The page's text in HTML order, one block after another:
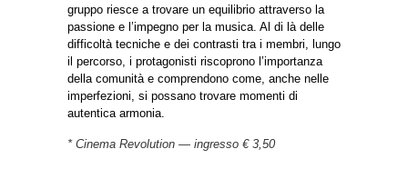
gruppo riesce a trovare un equilibrio attraverso la
passione e l’impegno per la musica. Al di là delle
difficoltà tecniche e dei contrasti tra i membri, lungo
il percorso, i protagonisti riscoprono l’importanza
della comunità e comprendono come, anche nelle
imperfezioni, si possano trovare momenti di
autentica armonia.
* Cinema Revolution — ingresso € 3,50